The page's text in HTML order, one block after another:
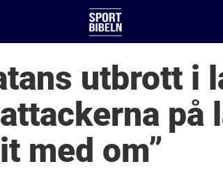
utbrott i
på
med om”